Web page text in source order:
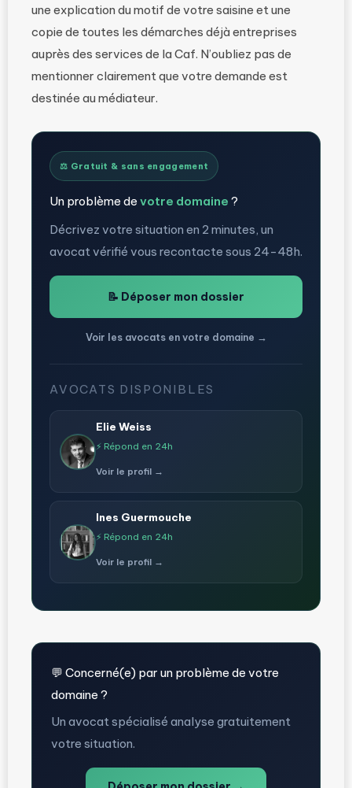
une explication du motif de votre saisine et une
copie de toutes les démarches déjà entreprises
auprès des services de la Caf. N’oubliez pas de
mentionner clairement que votre demande est
destinée au médiateur.
⚖️ Gratuit & sans engagement
Un problème de votre domaine ?
Décrivez votre situation en 2 minutes, un
avocat vérifié vous recontacte sous 24-48h.
📝 Déposer mon dossier
Voir les avocats en votre domaine →
AVOCATS DISPONIBLES
Elie Weiss
⚡ Répond en 24h
Voir le profil →
Ines Guermouche
⚡ Répond en 24h
Voir le profil →
💬 Concerné(e) par un problème de votre
domaine ?
Un avocat spécialisé analyse gratuitement
votre situation.